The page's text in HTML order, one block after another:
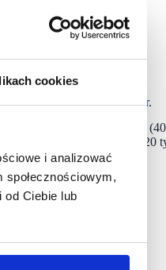
cookies
i analizować
od Ciebie lub
wyższe niż w lutym 2022 r.
30,5%. Duże obiekty
o 24,1%, a najmniejsze (5-20